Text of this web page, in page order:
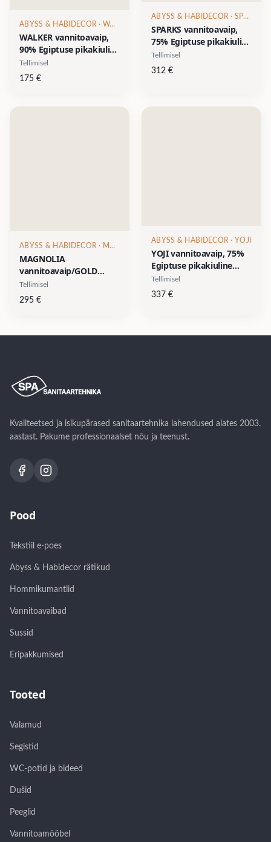
ABYSS & HABIDECOR · WALKER
WALKER vannitoavaip,
90% Egiptuse pikakiuline
puuvill/10% akrüül, 1
muster, 1 suurus- diam
Tellimisel
175 €
ABYSS & HABIDECOR · SPARKS
SPARKS vannitoavaip,
75% Egiptuse pikakiuline
puuvill/15% akrüül/10%
lurex, 1 muster, 1
Tellimisel
312 €
ABYSS & HABIDECOR · MAGNOLIA
MAGNOLIA
vannitoavaip/GOLD
Collection, 96% Egiptuse
pikakiuline puuvill/3%
Tellimisel
295 €
ABYSS & HABIDECOR · YOJI
YOJI vannitoavaip, 75%
Egiptuse pikakiuline
puuvill/15% akrüül/10%
lurex, 1 muster & 1
Tellimisel
337 €
Kvaliteetsed ja isikupärased sanitaartehnika lahendused alates 2003.
aastast. Pakume professionaalset nõu ja teenust.
Pood
Tekstiil e-poes
Abyss & Habidecor rätikud
Hommikumantlid
Vannitoavaibad
Sussid
Eripakkumised
Tooted
Valamud
Segistid
WC-potid ja bideed
Dušid
Peeglid
Vannitoamööbel